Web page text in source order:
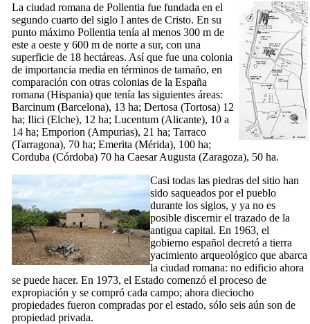
La ciudad romana de Pollentia fue fundada en el
segundo cuarto del siglo I antes de Cristo. En su
punto máximo Pollentia tenía al menos 300 m de
este a oeste y 600 m de norte a sur, con una
superficie de 18 hectáreas. Así que fue una colonia
de importancia media en términos de tamaño, en
comparación con otras colonias de la España
romana (Hispania) que tenía las siguientes áreas:
Barcinum (Barcelona), 13 ha; Dertosa (Tortosa) 12
ha; Ilici (Elche), 12 ha; Lucentum (Alicante), 10 a
14 ha; Emporion (Ampurias), 21 ha; Tarraco
(Tarragona), 70 ha; Emerita (Mérida), 100 ha;
Corduba (Córdoba) 70 ha Caesar Augusta (Zaragoza), 50 ha.
Casi todas las piedras del sitio han
sido saqueados por el pueblo
durante los siglos, y ya no es
posible discernir el trazado de la
antigua capital. En 1963, el
gobierno español decretó a tierra
yacimiento arqueológico que abarca
la ciudad romana: no edificio ahora
se puede hacer. En 1973, el Estado comenzó el proceso de
expropiación y se compró cada campo; ahora dieciocho
propiedades fueron compradas por el estado, sólo seis aún son de
propiedad privada.